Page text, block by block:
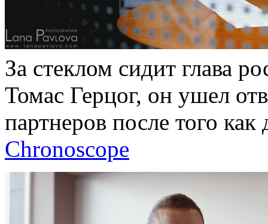
За стеклом сидит глава
Томас Герцог, он ушел
партнеров после того как
Chronoscope